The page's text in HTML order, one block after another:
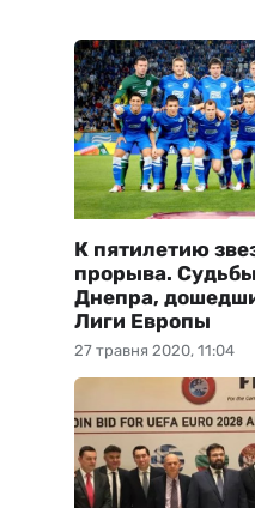
27 травня 2020, 11:04
К пятилетию
прорыва.
Днепра,
Лиги Европы